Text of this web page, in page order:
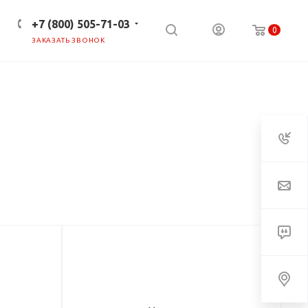
0
+7 (800) 505-71-03
ЗАКАЗАТЬ ЗВОНОК